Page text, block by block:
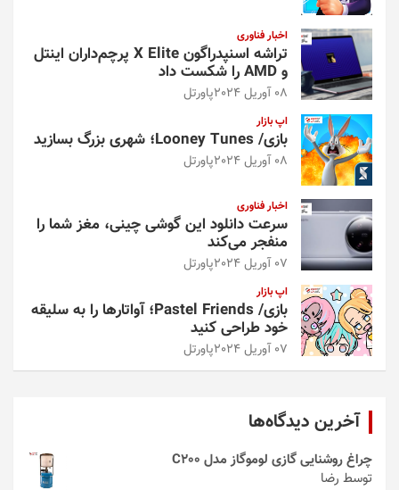
اخبار فناوری
تراشه اسنپدراگون X Elite پرچم‌داران اینتل
و AMD را شکست داد
08 آوریل 2024 پاورتل
اپ بازار
بازی/ Looney Tunes؛ شهری بزرگ بسازید
08 آوریل 2024 پاورتل
اخبار فناوری
سرعت دانلود این گوشی چینی، مغز شما را
منفجر می‌کند
07 آوریل 2024 پاورتل
اپ بازار
بازی/ Pastel Friends؛ آواتارها را به سلیقه
خود طراحی کنید
07 آوریل 2024 پاورتل
آخرین دیدگاه‌ها
چراغ روشنایی گازی لوموگاز مدل C200
توسط رضا